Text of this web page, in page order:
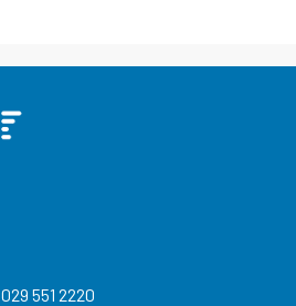
029 551 2220